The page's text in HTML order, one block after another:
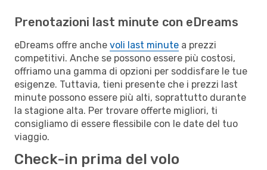
Prenotazioni last minute con eDreams
eDreams offre anche voli last minute a prezzi
competitivi. Anche se possono essere più costosi,
offriamo una gamma di opzioni per soddisfare le tue
esigenze. Tuttavia, tieni presente che i prezzi last
minute possono essere più alti, soprattutto durante
la stagione alta. Per trovare offerte migliori, ti
consigliamo di essere flessibile con le date del tuo
viaggio.
Check-in prima del volo